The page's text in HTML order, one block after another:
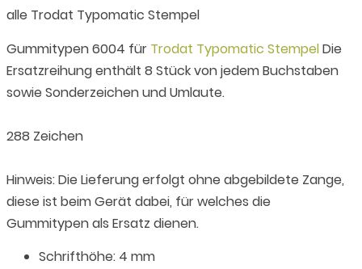
alle Trodat Typomatic Stempel
Gummitypen 6004 für Trodat Typomatic StempelDie
Ersatzreihung enthält 8 Stück von jedem Buchstaben
sowie Sonderzeichen und Umlaute.
288 Zeichen
Hinweis: Die Lieferung erfolgt ohne abgebildete Zange,
diese ist beim Gerät dabei, für welches die
Gummitypen als Ersatz dienen.
Schrifthöhe: 4 mm